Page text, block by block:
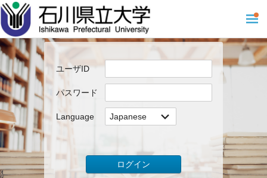
ユーザID
パスワード
Language
ログイン